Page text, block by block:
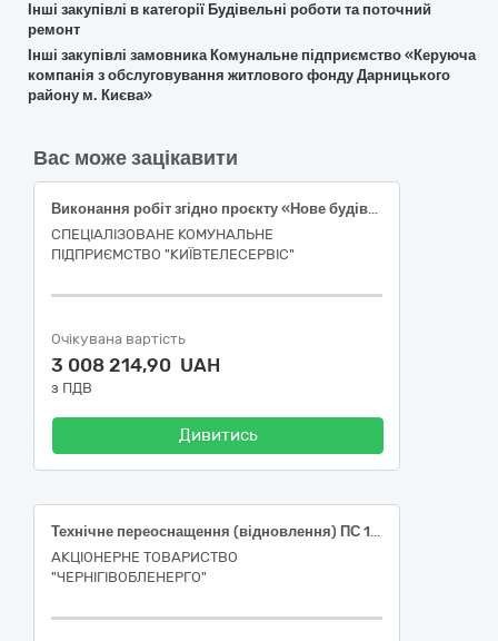
Інші закупівлі в категорії Будівельні роботи та поточний
ремонт
Інші закупівлі замовника Комунальне підприємство «Керуюча
компанія з обслуговування житлового фонду Дарницького
району м. Києва»
Вас може зацікавити
Виконання робіт згідно проєкту «Нове будівництво структурованої кабельної системи ліцею № 6 Подільського району м. Києва по проспекту Георгія Гонгадзе, 20-і»; 45310000-3 Електромонтажні роботи за ДК 021:2015 Єдиного закупівельного словника
СПЕЦІАЛІЗОВАНЕ КОМУНАЛЬНЕ
ПІДПРИЄМСТВО "КИЇВТЕЛЕСЕРВІС"
Очікувана вартість
3 008 214,90 UAH
з ПДВ
Дивитись
Технічне переоснащення (відновлення) ПС 110/35/10 кВ згідно п.1.5.1.12 інвестиційної програми 2026 року
АКЦІОНЕРНЕ ТОВАРИСТВО
"ЧЕРНІГІВОБЛЕНЕРГО"